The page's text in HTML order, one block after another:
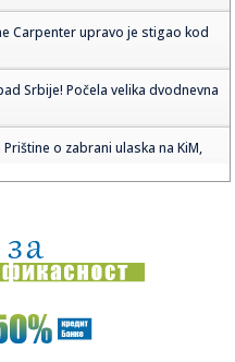
Carpenter upravo je stigao kod
Srbije! Počela velika dvodnevna
o zabrani ulaska na KiM,
na Međunarodnoj regati „Begej
Za kuće preko 400